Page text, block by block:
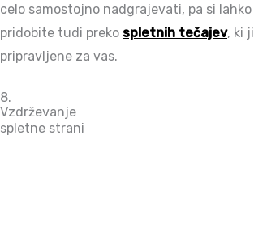
celo samostojno nadgrajevati, pa si
pridobite tudi preko spletnih tečajev, ki
pripravljene za vas.
8.
Vzdrževanje
spletne strani